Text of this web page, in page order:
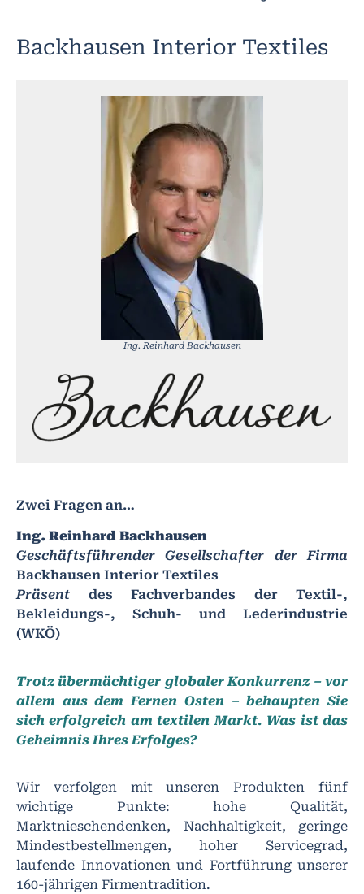
Backhausen Interior Textiles
Zwei Fragen an…
Ing. Reinhard Backhausen
Geschäftsführender Gesellschafter der Firma
Backhausen Interior Textiles
Präsent des Fachverbandes der Textil-,
Bekleidungs-, Schuh- und Lederindustrie
(WKÖ)
Trotz übermächtiger globaler Konkurrenz – vor
allem aus dem Fernen Osten – behaupten Sie
sich erfolgreich am textilen Markt. Was ist das
Geheimnis Ihres Erfolges?
Wir verfolgen mit unseren Produkten fünf
wichtige Punkte: hohe Qualität,
Marktnieschendenken, Nachhaltigkeit, geringe
Mindestbestellmengen, hoher Servicegrad,
laufende Innovationen und Fortführung unserer
160-jährigen Firmentradition.
Ing. Reinhard Backhausen